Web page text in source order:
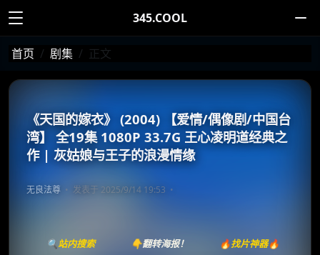
345.COOL
首页 剧集 正文
《天国的嫁衣》 (2004) 【爱情/偶像剧/中国台
湾】 全19集 1080P 33.7G 王心凌明道经典之
作 | 灰姑娘与王子的浪漫情缘
无良法尊 发表于 2025/9/14 19:53
🔍站内搜索 👇翻转海报！ 🔥找片神器🔥